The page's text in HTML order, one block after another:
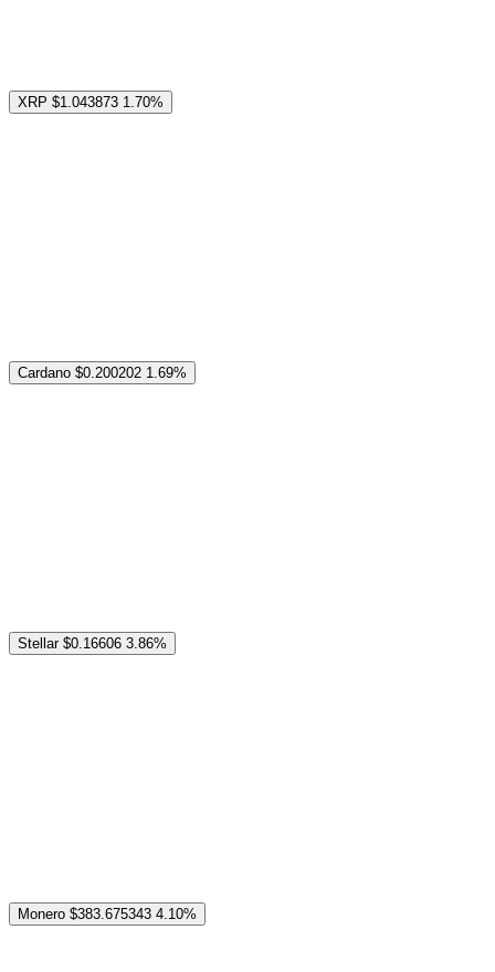
XRP $1.043873 1.70%
Cardano $0.200202 1.69%
Stellar $0.16606 3.86%
Monero $383.675343 4.10%